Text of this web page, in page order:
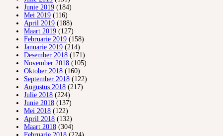
Junie 2019 (184)
Mei 2019 (116)
April 2019 (188)
Maart 2019 (127)
Februarie 2019 (158)
Januarie 2019 (214)
Desember 2018 (171)
November 2018 (105)
Oktober 2018 (160)
September 2018 (122)
Augustus 2018 (217)
Julie 2018 (224)
Junie 2018 (137)
Mei 2018 (122)
April 2018 (132)
Maart 2018 (304)